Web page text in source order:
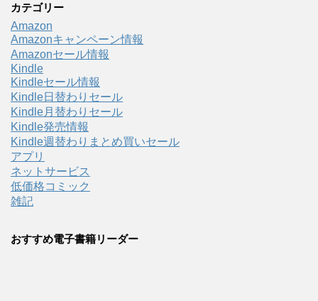
カテゴリー
Amazon
Amazonキャンペーン情報
Amazonセール情報
Kindle
Kindleセール情報
Kindle日替わりセール
Kindle月替わりセール
Kindle発売情報
Kindle週替わりまとめ買いセール
アプリ
ネットサービス
低価格コミック
雑記
おすすめ電子書籍リーダー